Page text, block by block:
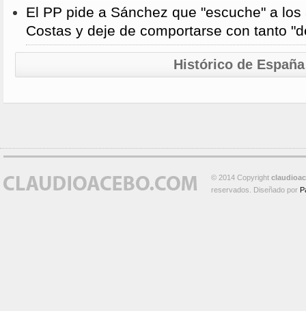
El PP pide a Sánchez que "escuche" a
Costas y deje de comportarse con tanto
Histórico de España
© 2014 Copyright
reservados. Diseñado por